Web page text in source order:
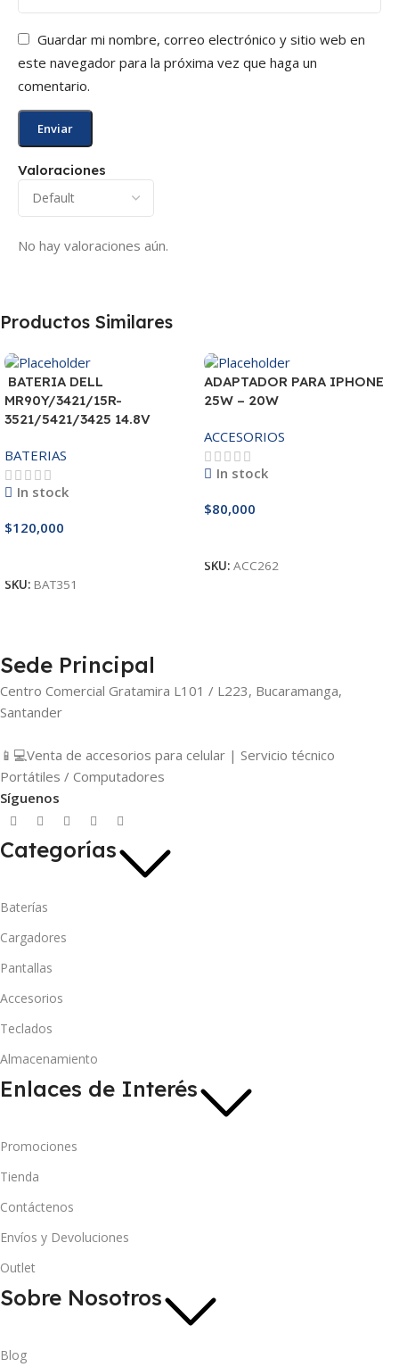
Valoraciones
No hay valoraciones aún.
Guardar mi nombre, correo electrónico y sitio web en
este navegador para la próxima vez que haga un
comentario.
Productos Similares
BATERIA DELL
MR90Y/3421/15R-
3521/5421/3425 14.8V
BATERIAS
In stock
$120,000
SKU: BAT351
ADAPTADOR PARA IPHONE
25W – 20W
ACCESORIOS
In stock
$80,000
SKU: ACC262
Sede Principal
Centro Comercial Gratamira L101 / L223, Bucaramanga,
Santander
📱💻Venta de accesorios para celular | Servicio técnico
Portátiles / Computadores
Síguenos
Categorías
Baterías
Cargadores
Pantallas
Accesorios
Teclados
Almacenamiento
Enlaces de Interés
Promociones
Tienda
Contáctenos
Envíos y Devoluciones
Outlet
Sobre Nosotros
Blog